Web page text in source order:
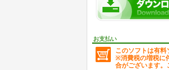
お支払い
このソフトは有料
※消費税の増税に
合がございます。